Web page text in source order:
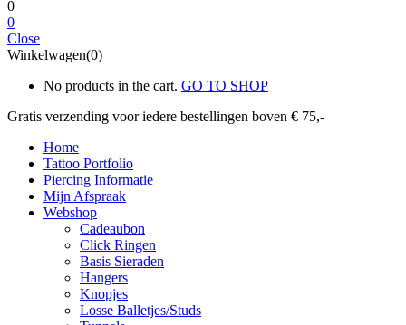
0
0
Close
Winkelwagen(0)
No products in the cart. GO TO SHOP
Gratis verzending voor iedere bestellingen boven € 75,-
Home
Tattoo Portfolio
Piercing Informatie
Mijn Afspraak
Webshop
Cadeaubon
Click Ringen
Basis Sieraden
Hangers
Knopjes
Losse Balletjes/Studs